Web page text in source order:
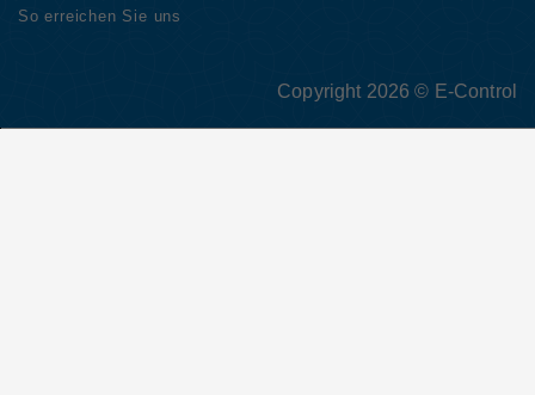
So erreichen Sie uns
Copyright 2026 © E-Control